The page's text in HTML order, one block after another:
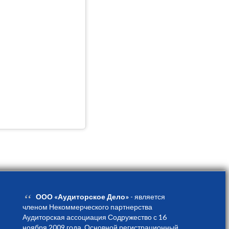
“ ООО «Аудиторское Дело» - является
членом Некоммерческого партнерства
Аудиторская ассоциация Содружество с 16
ноября 2009 года. Основной регистрационный